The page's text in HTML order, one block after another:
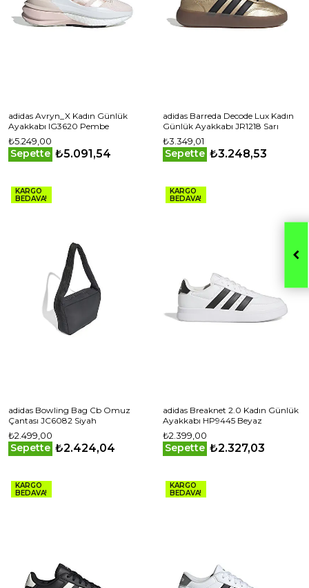
adidas Avryn_X Kadın Günlük
Ayakkabı IG3620 Pembe
₺5.249,00
Sepette ₺5.091,54
adidas Barreda Decode Lux Kadın
Günlük Ayakkabı JR1218 Sarı
₺3.349,01
Sepette ₺3.248,53
KARGO
BEDAVA!
adidas Bowling Bag Cb Omuz
Çantası JC6082 Siyah
₺2.499,00
Sepette ₺2.424,04
KARGO
BEDAVA!
adidas Breaknet 2.0 Kadın Günlük
Ayakkabı HP9445 Beyaz
₺2.399,00
Sepette ₺2.327,03
KARGO
BEDAVA!
KARGO
BEDAVA!